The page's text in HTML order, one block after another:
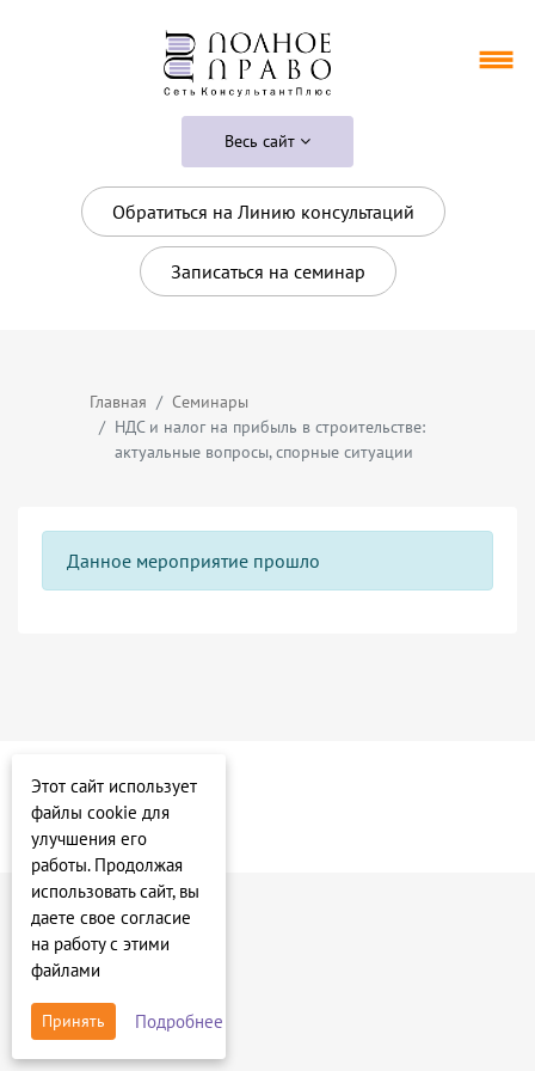
Весь сайт
Обратиться на Линию консультаций
Записаться на семинар
Главная
Семинары
НДС и налог на прибыль в строительстве:
актуальные вопросы, спорные ситуации
Данное мероприятие прошло
Этот сайт использует
файлы cookie для
улучшения его
работы. Продолжая
использовать сайт, вы
даете свое согласие
на работу с этими
файлами
Принять Подробнее